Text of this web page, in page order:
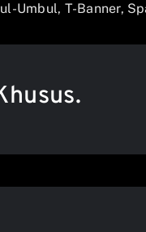
Umbul, T-Banner,